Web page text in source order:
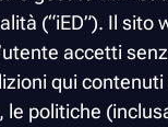
(“iED”). Il sito
accetti
qui
le politiche